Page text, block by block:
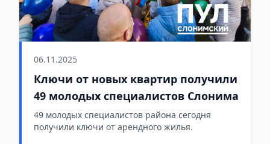
06.11.2025
Ключи от новых квартир получили
49 молодых специалистов Слонима
49 молодых специалистов района сегодня
получили ключи от арендного жилья.